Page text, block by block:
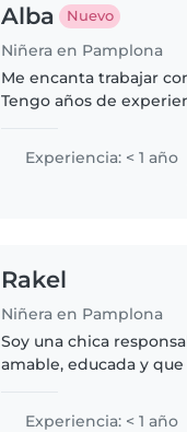
Alba Nuevo
Niñera en Pamplona
Me encanta trabajar
Tengo años de
bebés y niños
También tengo
Experiencia: < 1 año
Rakel
Niñera en Pamplona
Soy una chica
amable, educada y
Experiencia: < 1 año